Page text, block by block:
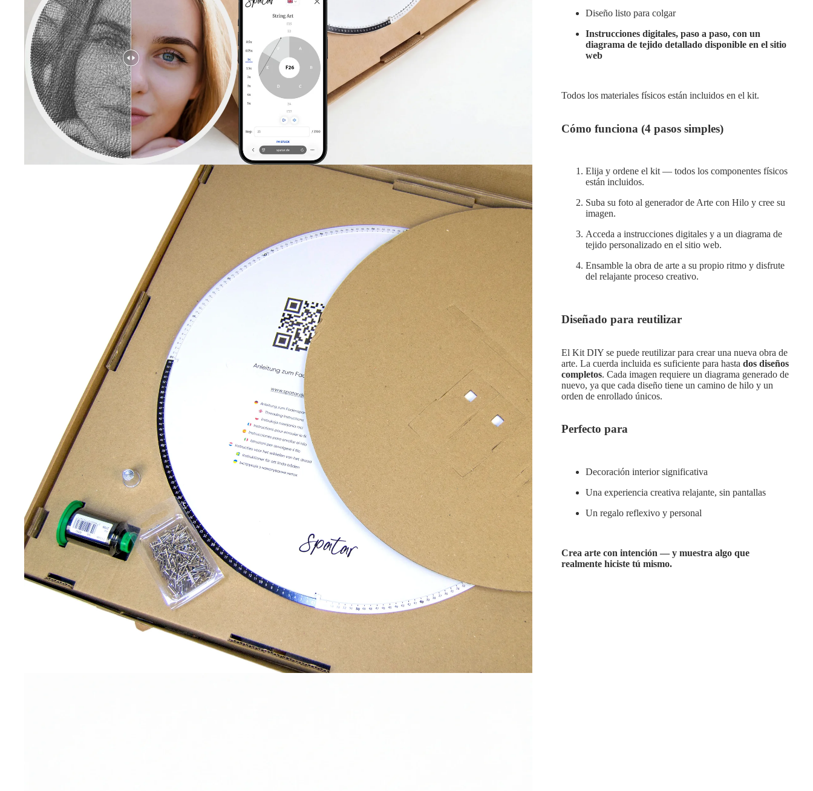
Diseño listo para colgar
Instrucciones digitales, paso a paso, con un
diagrama de tejido detallado disponible en el sitio
web
Todos los materiales físicos están incluidos en el kit.
Cómo funciona (4 pasos simples)
Elija y ordene el kit — todos los componentes físicos
están incluidos.
Suba su foto al generador de Arte con Hilo y cree su
imagen.
Acceda a instrucciones digitales y a un diagrama de
tejido personalizado en el sitio web.
Ensamble la obra de arte a su propio ritmo y disfrute
del relajante proceso creativo.
Diseñado para reutilizar
El Kit DIY se puede reutilizar para crear una nueva obra de
arte. La cuerda incluida es suficiente para hasta dos diseños
completos. Cada imagen requiere un diagrama generado de
nuevo, ya que cada diseño tiene un camino de hilo y un
orden de enrollado únicos.
Perfecto para
Decoración interior significativa
Una experiencia creativa relajante, sin pantallas
Un regalo reflexivo y personal
Crea arte con intención — y muestra algo que
realmente hiciste tú mismo.